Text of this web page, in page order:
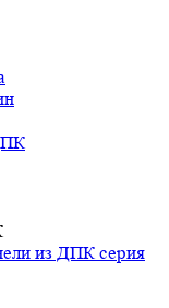
из ДПК серия